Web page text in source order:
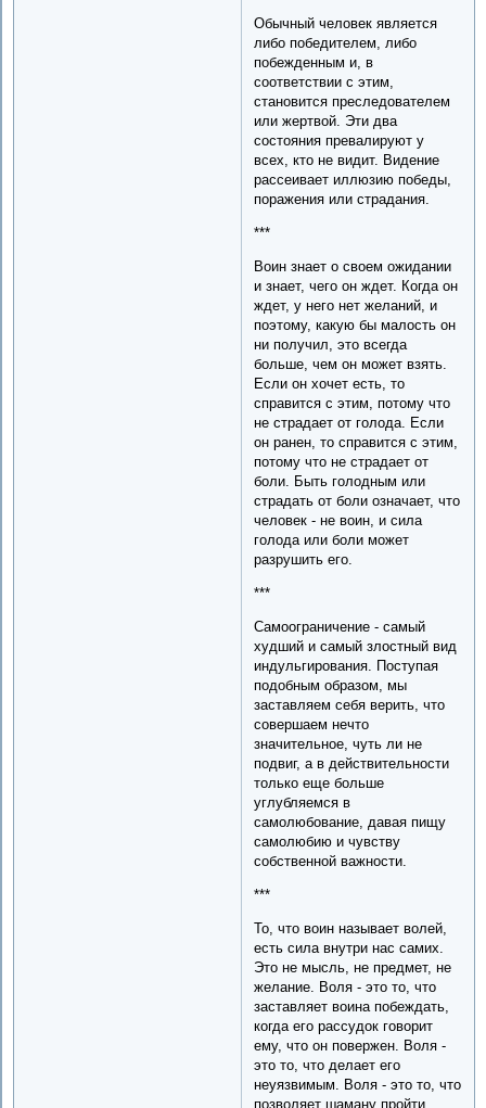
Обычный человек является
либо победителем, либо
побежденным и, в
соответствии с этим,
становится преследователем
или жертвой. Эти два
состояния превалируют у
всех, кто не видит. Видение
рассеивает иллюзию победы,
поражения или страдания.
***
Воин знает о своем ожидании
и знает, чего он ждет. Когда он
ждет, у него нет желаний, и
поэтому, какую бы малость он
ни получил, это всегда
больше, чем он может взять.
Если он хочет есть, то
справится с этим, потому что
не страдает от голода. Если
он ранен, то справится с этим,
потому что не страдает от
боли. Быть голодным или
страдать от боли означает, что
человек - не воин, и сила
голода или боли может
разрушить его.
***
Самоограничение - самый
худший и самый злостный вид
индульгирования. Поступая
подобным образом, мы
заставляем себя верить, что
совершаем нечто
значительное, чуть ли не
подвиг, а в действительности
только еще больше
углубляемся в
самолюбование, давая пищу
самолюбию и чувству
собственной важности.
***
То, что воин называет волей,
есть сила внутри нас самих.
Это не мысль, не предмет, не
желание. Воля - это то, что
заставляет воина побеждать,
когда его рассудок говорит
ему, что он повержен. Воля -
это то, что делает его
неуязвимым. Воля - это то, что
позволяет шаману пройти